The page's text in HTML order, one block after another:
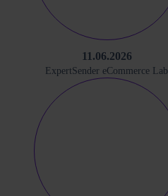
11.06.2026
ExpertSender eCommerce Lab